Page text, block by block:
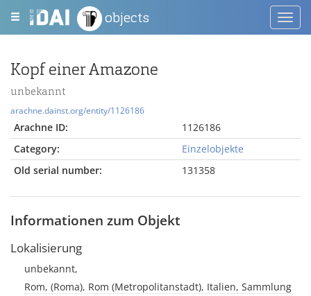
objects
Kopf einer Amazone
unbekannt
arachne.dainst.org/entity/1126186
Arachne ID:
1126186
Category:
Einzelobjekte
Old serial number:
131358
Informationen zum Objekt
Lokalisierung
unbekannt,
Rom, (Roma), Rom (Metropolitanstadt), Italien, Sammlung